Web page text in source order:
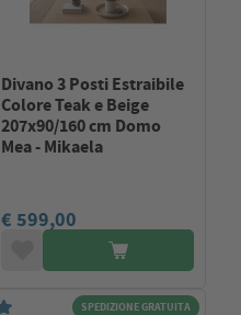
Divano 3 Posti Estraibile
Colore Teak e Beige
207x90/160 cm Domo
Mea - Mikaela
€ 599,00
SPEDIZIONE GRATUITA